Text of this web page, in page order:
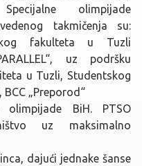
olimpijade
takmičenja su:
fakulteta u Tuzli
uz podršku
u Tuzli, Studentskog
„Preporod“
BiH. PTSO
uz maksimalno
dajući jednake šanse